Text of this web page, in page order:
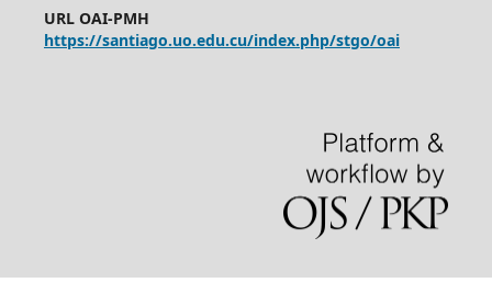
URL OAI-PMH
https://santiago.uo.edu.cu/index.php/stgo/oai